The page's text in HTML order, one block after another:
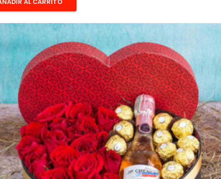
AL CARRITO